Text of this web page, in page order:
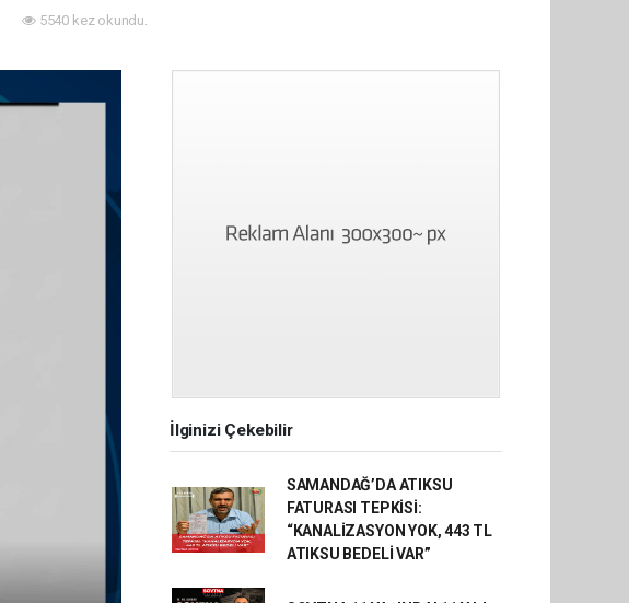
5540 kez okundu.
İlginizi Çekebilir
SAMANDAĞ’DA ATIKSU
FATURASI TEPKİSİ:
“KANALİZASYON YOK, 443 TL
ATIKSU BEDELİ VAR”